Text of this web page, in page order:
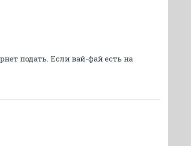
подать. Если вай-фай есть на